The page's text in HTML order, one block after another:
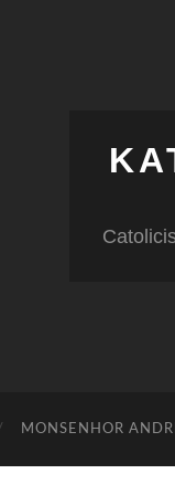
MONSENHOR